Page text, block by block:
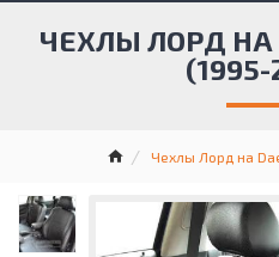
Чехлы Лорд на
ЧЕХЛЫ ЛОРД НА